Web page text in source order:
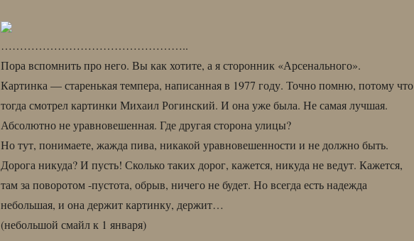
…………………………………………..
Пора вспомнить про него. Вы как хотите, а я сторонник «Арсенального».
Картинка — старенькая темпера, написанная в 1977 году. Точно помню, потому что
тогда смотрел картинки Михаил Рогинский. И она уже была. Не самая лучшая.
Абсолютно не уравновешенная. Где другая сторона улицы?
Но тут, понимаете, жажда пива, никакой уравновешенности и не должно быть.
Дорога никуда? И пусть! Сколько таких дорог, кажется, никуда не ведут. Кажется,
там за поворотом -пустота, обрыв, ничего не будет. Но всегда есть надежда
небольшая, и она держит картинку, держит…
(небольшой смайл к 1 января)